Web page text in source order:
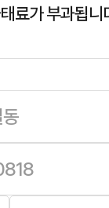
료가 부과됩니